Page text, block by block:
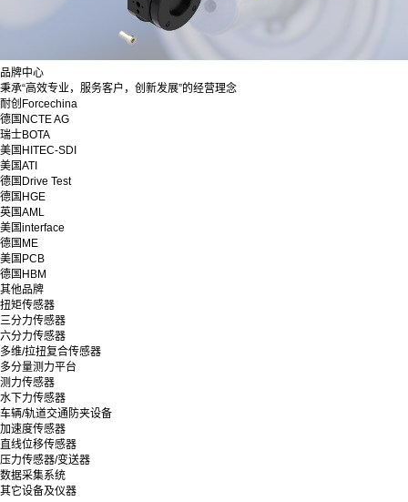
品牌中心
秉承“高效专业，服务客户，创新发展”的经营理念
耐创Forcechina
德国NCTE AG
瑞士BOTA
美国HITEC-SDI
美国ATI
德国Drive Test
德国HGE
英国AML
美国interface
德国ME
美国PCB
德国HBM
其他品牌
扭矩传感器
三分力传感器
六分力传感器
多维/拉扭复合传感器
多分量测力平台
测力传感器
水下力传感器
车辆/轨道交通防夹设备
加速度传感器
直线位移传感器
压力传感器/变送器
数据采集系统
其它设备及仪器